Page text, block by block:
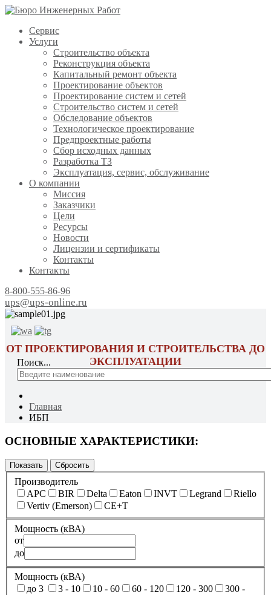
Сервис
Услуги
Строительство объекта
Реконструкция объекта
Капитальный ремонт объекта
Проектирование объектов
Проектирование систем и сетей
Строительство систем и сетей
Обследование объектов
Технологическое проектирование
Предпроектные работы
Сбор исходных данных
Разработка ТЗ
Эксплуатация, сервис, обслуживание
О компании
Миссия
Заказчики
Цели
Ресурсы
Новости
Лицензии и сертификаты
Контакты
Контакты
8-800-555-86-96
ups@ups-online.ru
ОТ ПРОЕКТИРОВАНИЯ И СТРОИТЕЛЬСТВА ДО
ЭКСПЛУАТАЦИИ
Поиск...
Главная
ИБП
ОСНОВНЫЕ ХАРАКТЕРИСТИКИ:
Производитель
APC
BIR Delta Eaton INVT Legrand
Riello
Vertiv (Emerson)
CE+T
Мощность (кВА)
от
до
Мощность (кВА)
до 3
3 - 10 10 - 60 60 - 120 120 - 300
300 -